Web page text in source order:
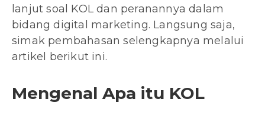
lanjut soal KOL dan peranannya dalam
bidang digital marketing. Langsung saja,
simak pembahasan selengkapnya melalui
artikel berikut ini.
Mengenal Apa itu KOL